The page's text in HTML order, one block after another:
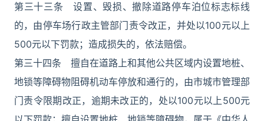
第三十三条 设置、毁损、撤除道路停车泊位标志标线
的，由停车场行政主管部门责令改正，并处以100元以上
500元以下罚款；造成损失的，依法赔偿。
第三十四条 擅自在道路上和其他公共区域内设置地桩、
地锁等障碍物阻碍机动车停放和通行的，由市城市管理部
门责令限期改正，逾期未改正的，处以100元以上500元